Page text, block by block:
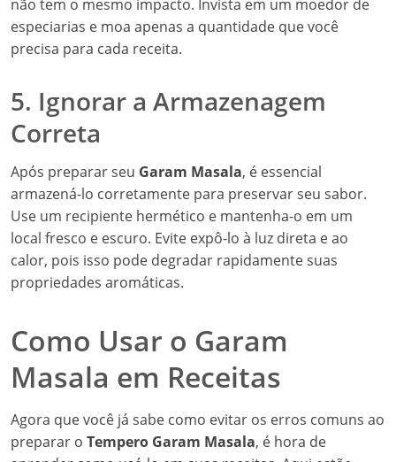
não tem o mesmo impacto. Invista em um moedor de
especiarias e moa apenas a quantidade que você
precisa para cada receita.
5. Ignorar a Armazenagem
Correta
Após preparar seu Garam Masala, é essencial
armazená-lo corretamente para preservar seu sabor.
Use um recipiente hermético e mantenha-o em um
local fresco e escuro. Evite expô-lo à luz direta e ao
calor, pois isso pode degradar rapidamente suas
propriedades aromáticas.
Como Usar o Garam
Masala em Receitas
Agora que você já sabe como evitar os erros comuns ao
preparar o Tempero Garam Masala, é hora de